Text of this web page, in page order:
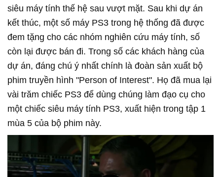
siêu máy tính thế hệ sau vượt mặt. Sau khi dự án
kết thúc, một số máy PS3 trong hệ thống đã được
đem tặng cho các nhóm nghiên cứu máy tính, số
còn lại được bán đi. Trong số các khách hàng của
dự án, đáng chú ý nhất chính là đoàn sản xuất bộ
phim truyền hình "Person of Interest". Họ đã mua lại
vài trăm chiếc PS3 để dùng chúng làm đạo cụ cho
một chiếc siêu máy tính PS3, xuất hiện trong tập 1
mùa 5 của bộ phim này.